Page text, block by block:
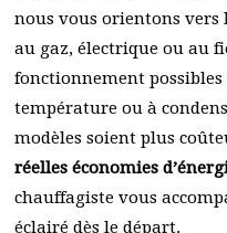
nous vous orientons vers
au gaz, électrique ou au
fonctionnement possibles
température ou à
modèles soient plus
réelles économies
chauffagiste vous
éclairé dès le départ.